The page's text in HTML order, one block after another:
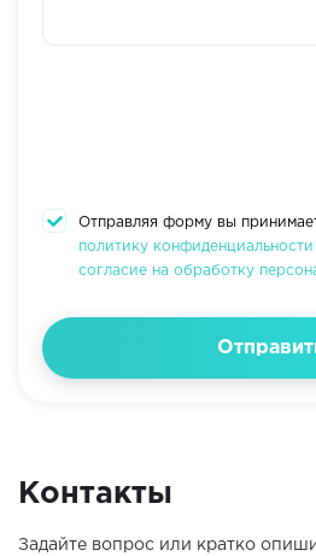
Контакты
Задайте вопрос или кратко
Отправляя форму вы
политику конфиденциальности
согласие на обработку